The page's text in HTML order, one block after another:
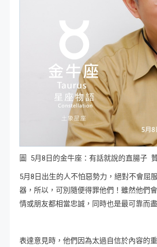
圖 5月8日的金牛座：有話就說的直腸子
5月8日出生的人不怕惡勢力，絕對不會屈
器，所以，可別隨便得罪他們！雖然他們
情或朋友都相當忠誠，同時也是最可靠而
表達意見時，他們因為太過自信於內容的